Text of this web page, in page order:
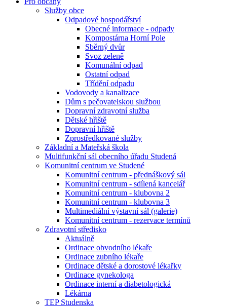
Služby obce
Odpadové hospodářství
Obecné informace - odpady
Kompostárna Horní Pole
Sběrný dvůr
Svoz zeleně
Komunální odpad
Ostatní odpad
Třídění odpadu
Vodovody a kanalizace
Dům s pečovatelskou službou
Dopravní zdravotní služba
Dětské hřiště
Dopravní hřiště
Zprostředkované služby
Základní a Mateřská škola
Multifunkční sál obecního úřadu Studená
Komunitní centrum ve Studené
Komunitní centrum - přednáškový sál
Komunitní centrum - sdílená kancelář
Komunitní centrum - klubovna 2
Komunitní centrum - klubovna 3
Multimediální výstavní sál (galerie)
Komunitní centrum - rezervace termínů
Zdravotní středisko
Aktuálně
Ordinace obvodního lékaře
Ordinace zubního lékaře
Ordinace dětské a dorostové lékařky
Ordinace gynekologa
Ordinace interní a diabetologická
Lékárna
TEP Studenska